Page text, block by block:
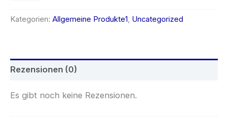
96%
Probierpaket
Kategorien: Allgemeine Produkte1, Uncategorized
Rezensionen (0)
Es gibt noch keine Rezensionen.